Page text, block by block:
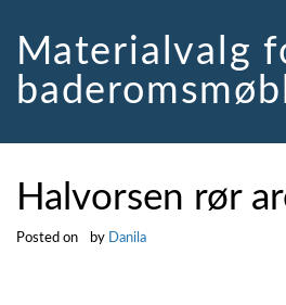
contentMaterialvalg
Halvorsen rør
Posted on by Danila